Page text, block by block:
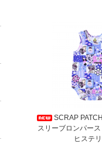
SCRAP
スリーブロンパー
ヒステ